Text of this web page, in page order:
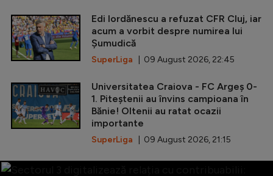
Edi Iordănescu a refuzat CFR Cluj, iar
acum a vorbit despre numirea lui
Șumudică
SuperLiga | 09 August 2026, 22:45
Universitatea Craiova - FC Argeș 0-
1. Piteștenii au învins campioana în
Bănie! Oltenii au ratat ocazii
importante
SuperLiga | 09 August 2026, 21:15